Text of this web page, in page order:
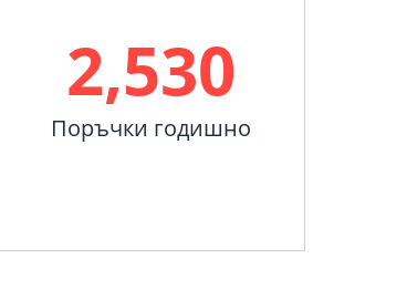
2,530
Поръчки годишно